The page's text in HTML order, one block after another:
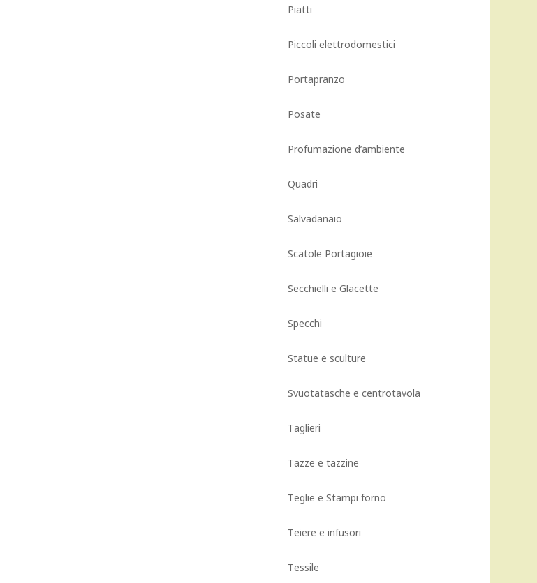
Piatti
Piccoli elettrodomestici
Portapranzo
Posate
Profumazione d’ambiente
Quadri
Salvadanaio
Scatole Portagioie
Secchielli e Glacette
Specchi
Statue e sculture
Svuotatasche e centrotavola
Taglieri
Tazze e tazzine
Teglie e Stampi forno
Teiere e infusori
Tessile